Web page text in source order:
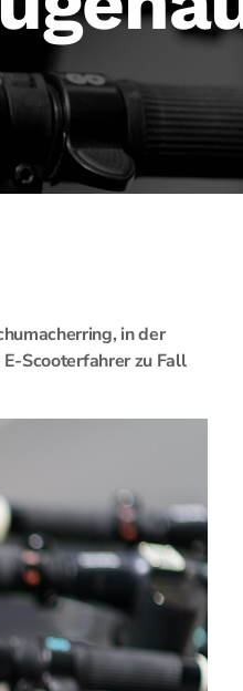
in der
Scooterfahrer zu Fall